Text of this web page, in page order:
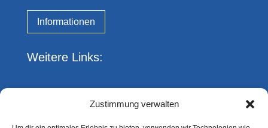
Zustimmung verwalten
Informationen
Weitere Links: